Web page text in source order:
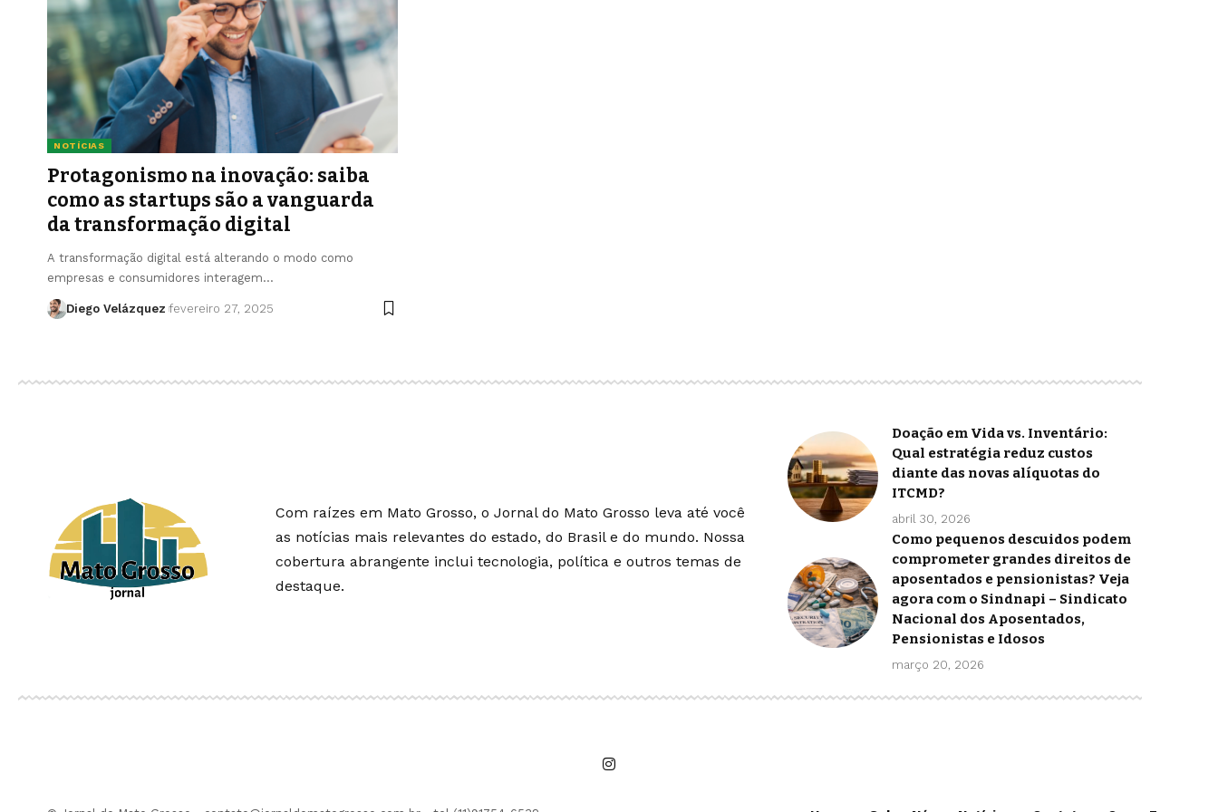
NOTÍCIAS
Protagonismo na inovação: saiba
como as startups são a vanguarda
da transformação digital
A transformação digital está alterando o modo como
empresas e consumidores interagem…
Diego Velázquez fevereiro 27, 2025
Com raízes em Mato Grosso, o Jornal do Mato Grosso leva até você
as notícias mais relevantes do estado, do Brasil e do mundo. Nossa
cobertura abrangente inclui tecnologia, política e outros temas de
destaque.
Doação em Vida vs. Inventário:
Qual estratégia reduz custos
diante das novas alíquotas do
ITCMD?
abril 30, 2026
Como pequenos descuidos podem
comprometer grandes direitos de
aposentados e pensionistas? Veja
agora com o Sindnapi – Sindicato
Nacional dos Aposentados,
Pensionistas e Idosos
março 20, 2026